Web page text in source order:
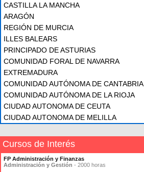
CASTILLA LA MANCHA
ARAGÓN
REGIÓN DE MURCIA
ILLES BALEARS
PRINCIPADO DE ASTURIAS
COMUNIDAD FORAL DE NAVARRA
EXTREMADURA
COMUNIDAD AUTÓNOMA DE CANTABRIA
COMUNIDAD AUTÓNOMA DE LA RIOJA
CIUDAD AUTONOMA DE CEUTA
CIUDAD AUTONOMA DE MELILLA
Cursos de Interés
FP Administración y Finanzas
Administración y Gestión - 2000 horas